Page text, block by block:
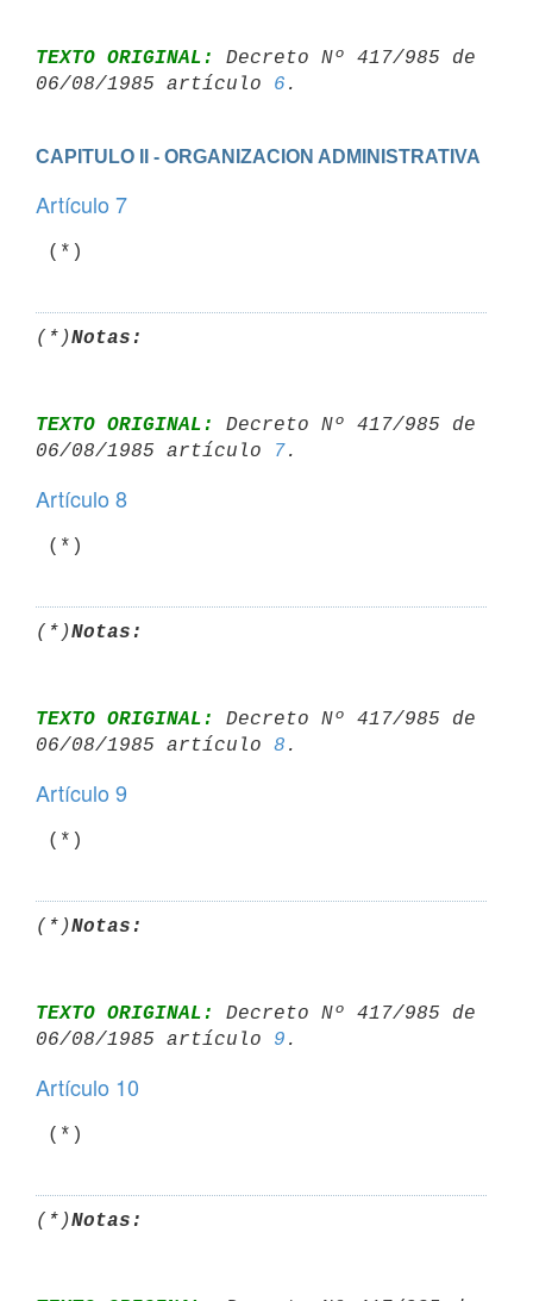
TEXTO ORIGINAL:
Decreto Nº 417/985 de
06/08/1985 artículo 6
CAPITULO II - ORGANIZACION ADMINISTRATIVA
Artículo 7
(*)
(*)Notas:
TEXTO ORIGINAL:
Decreto Nº 417/985 de
06/08/1985 artículo
7
Artículo 8
(*)
(*)Notas:
TEXTO ORIGINAL:
Decreto Nº 417/985 de
06/08/1985 artículo 8
Artículo 9
(*)
(*)Notas:
TEXTO ORIGINAL:
Decreto Nº 417/985 de
06/08/1985 artículo 9
Artículo 10
(*)
(*)Notas: